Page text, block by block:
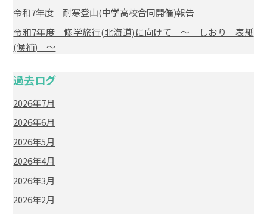
令和7年度 耐寒登山(中学高校合同開催)報告
令和7年度 修学旅行(北海道)に向けて ～ しおり 表紙
(候補) ～
過去ログ
2026年7月
2026年6月
2026年5月
2026年4月
2026年3月
2026年2月